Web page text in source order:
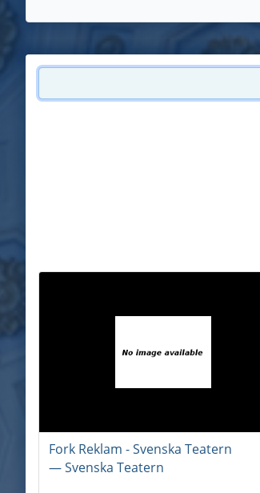
Fork Reklam - Svenska Teatern
― Svenska Teatern